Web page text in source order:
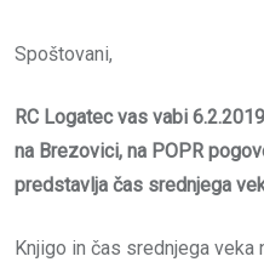
Spoštovani,
RC Logatec vas vabi
na Brezovici, na POPR
predstavlja čas srednjega
Knjigo in čas srednjega veka